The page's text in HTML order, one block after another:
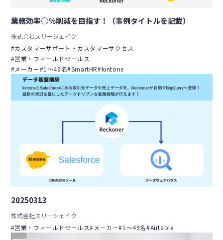
業務効率○％削減を目指す！（事例タイトルを記載）
株式会社スリーシェイク
#カスタマーサポート・カスタマーサクセス
#営業・フィールドセールス
#メーカー#1〜49名#SmartHR#kintone
20250313
株式会社スリーシェイク
#営業・フィールドセールス#メーカー#1〜49名#Airtable